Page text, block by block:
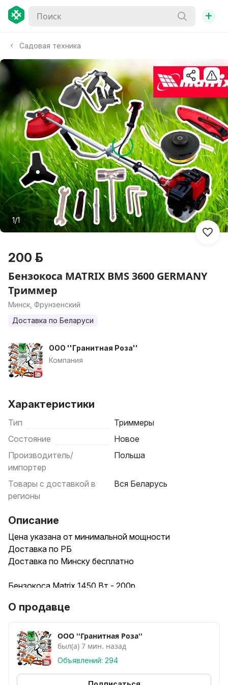
+
Садовая техника
1/1
200 р.
Бензокоса MATRIX BMS 3600 GERMANY
Триммер
Минск, Фрунзенский
Доставка по Беларуси
ООО ''Гранитная Роза''
Компания
Характеристики
Тип
Триммеры
Состояние
Новое
Производитель/
импортер
Польша
Товары с доставкой в
регионы
Вся Беларусь
Описание
Цена указана от минимальной мощности
Доставка по РБ
Доставка по Минску бесплатно
Бензокоса Matrix 1450 Вт - 200р
Бензокоса Matrix 2050 Вт- 220р
Бензокоса Matrix 3200 Вт -240р
Бензокоса Matrix 3600 Вт -250р
Бензокоса Matrix 4200 Вт –260р
Бензокоса Matrix 5500 Вт - 270р
О продавце
ООО ''Гранитная Роза''
был(а) 7 мин. назад
Объявлений: 294